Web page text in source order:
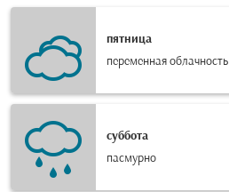
пятница
переменная облачность
суббота
пасмурно